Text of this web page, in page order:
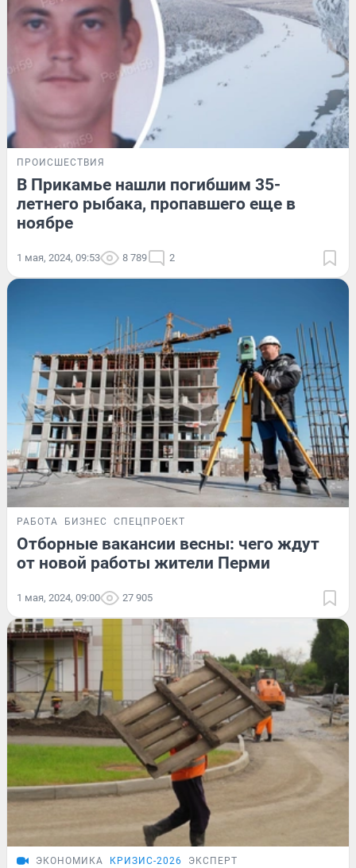
ПРОИСШЕСТВИЯ
В Прикамье нашли погибшим 35-
летнего рыбака, пропавшего еще в
ноябре
1 мая, 2024, 09:53 8 789 2
РАБОТА БИЗНЕС СПЕЦПРОЕКТ
Отборные вакансии весны: чего ждут
от новой работы жители Перми
1 мая, 2024, 09:00 27 905
ЭКОНОМИКА КРИЗИС-2026 ЭКСПЕРТ